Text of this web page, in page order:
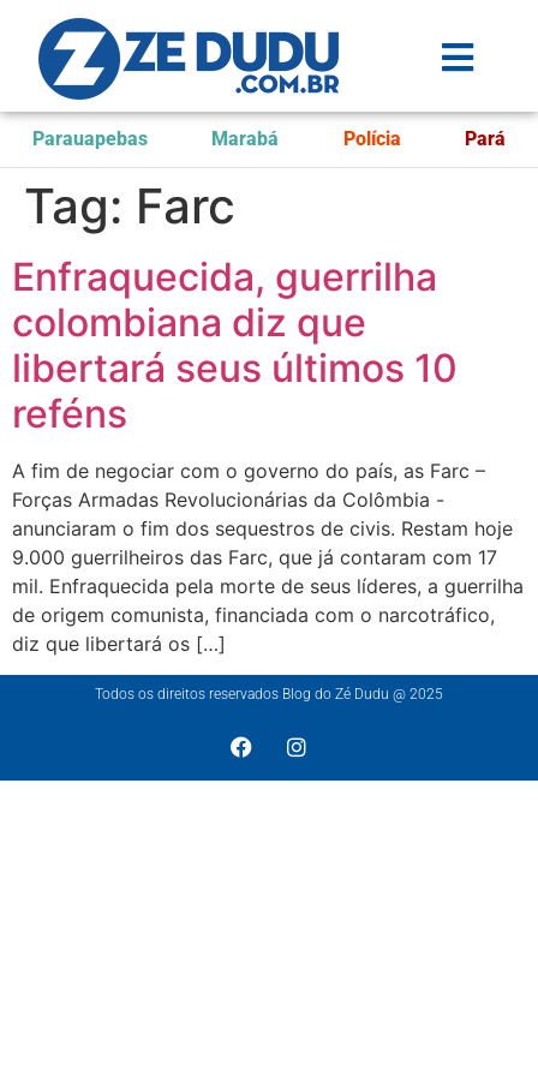
Parauapebas Marabá Polícia Pará
Tag: Farc
Enfraquecida, guerrilha
colombiana diz que
libertará seus últimos 10
reféns
A fim de negociar com o governo do país, as Farc –
Forças Armadas Revolucionárias da Colômbia -
anunciaram o fim dos sequestros de civis. Restam hoje
9.000 guerrilheiros das Farc, que já contaram com 17
mil. Enfraquecida pela morte de seus líderes, a guerrilha
de origem comunista, financiada com o narcotráfico,
diz que libertará os […]
Todos os direitos reservados Blog do Zé Dudu @ 2025